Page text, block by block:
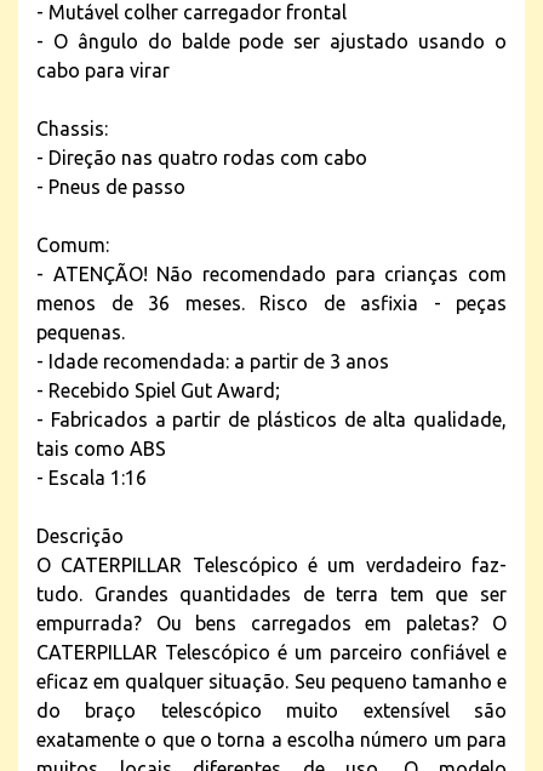
- Mutável colher carregador frontal
- O ângulo do balde pode ser ajustado usando o
cabo para virar
Chassis:
- Direção nas quatro rodas com cabo
- Pneus de passo
Comum:
- ATENÇÃO! Não recomendado para crianças com
menos de 36 meses. Risco de asfixia - peças
pequenas.
- Idade recomendada: a partir de 3 anos
- Recebido Spiel Gut Award;
- Fabricados a partir de plásticos de alta qualidade,
tais como ABS
- Escala 1:16
Descrição
O CATERPILLAR Telescópico é um verdadeiro faz-
tudo. Grandes quantidades de terra tem que ser
empurrada? Ou bens carregados em paletas? O
CATERPILLAR Telescópico é um parceiro confiável e
eficaz em qualquer situação. Seu pequeno tamanho e
do braço telescópico muito extensível são
exatamente o que o torna a escolha número um para